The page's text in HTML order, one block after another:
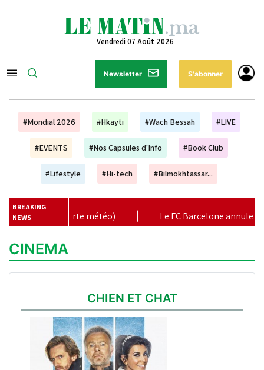
Vendredi 07 Août 2026
Newsletter S'abonner
#Mondial 2026 #Hkayti #Wach Bessah #LIVE
#EVENTS #Nos Capsules d'Info #Book Club
#Lifestyle #Hi-tech #Bilmokhtassar...
BREAKING
NEWSmétéo) | Le FC Barcelone annule son match
CINEMA
CHIEN ET CHAT